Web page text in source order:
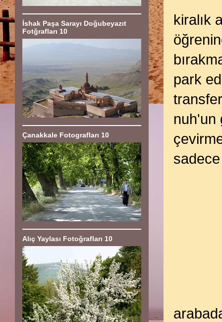
kiralık
park
nuh'un
İshak Paşa Sarayı Doğubeyazıt
Fotğrafları 10
Çanakkale Fotografları 10
Alıç Yaylası Fotoğrafları 10